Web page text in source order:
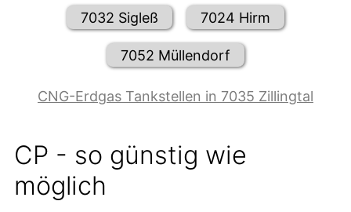
7032 Sigleß 7024 Hirm
7052 Müllendorf
CNG-Erdgas Tankstellen in 7035 Zillingtal
CP - so günstig wie
möglich